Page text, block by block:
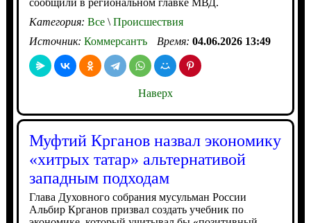
сообщили в региональном главке МВД.
Категория: Все\Происшествия
Источник: Коммерсантъ Время: 04.06.2026 13:49
Наверх
Муфтий Крганов назвал экономику
«хитрых татар» альтернативой
западным подходам
Глава Духовного собрания мусульман России
Альбир Крганов призвал создать учебник по